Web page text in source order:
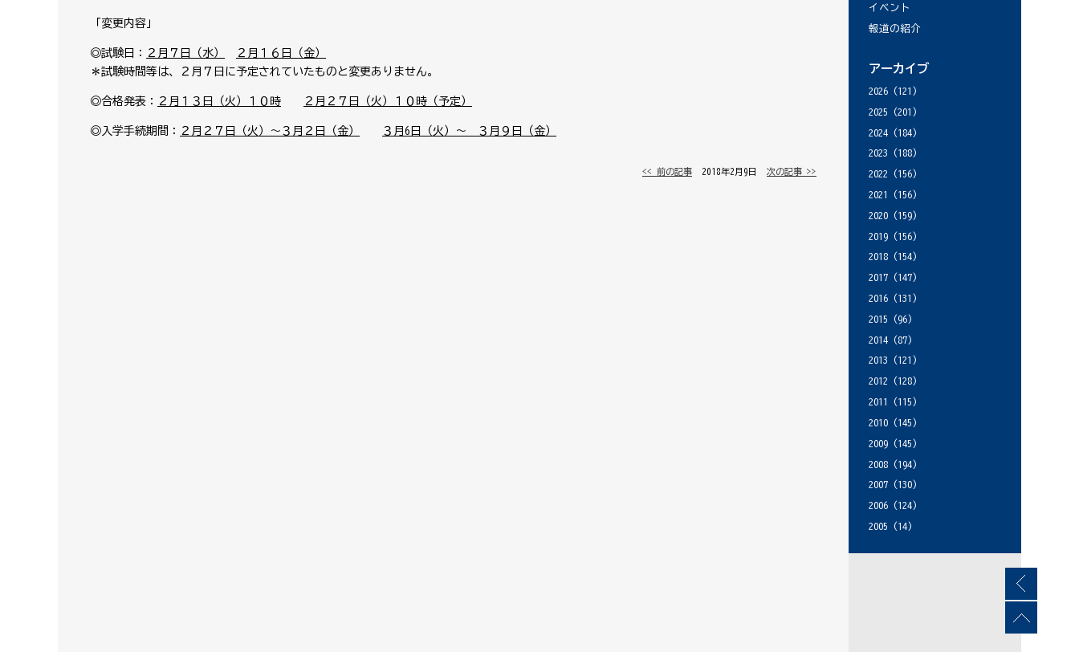
「変更内容」
◎試験日： ２月７日（水）
２月１６日（金）
＊試験時間等は、２月７日に予定されていたものと変更ありません。
◎合格発表： ２月１３日（火）１０時 ２月２７日（火）１０時（予定）
◎入学手続期間： ２月２７日（火）～３月２日（金） ３月6日（火）～ ３月９日（金）
<< 前の記事 │ 2018年2月9日 │ 次の記事 >>
イベント
報道の紹介
アーカイブ
2026 (121)
2025 (201)
2024 (184)
2023 (188)
2022 (156)
2021
(156)
2020 (159)
2019 (156)
2018 (154)
2017 (147)
2016 (131)
2015 (96)
2014 (87)
2013 (121)
2012 (128)
2011
(115)
2010 (145)
2009 (145)
2008 (194)
2007 (130)
2006 (124)
2005 (14)